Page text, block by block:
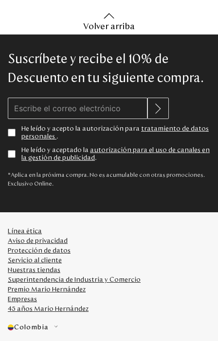
Volver arriba
Suscríbete y recibe el 10% de
Descuento en tu siguiente compra.
He leído y acepto la autorización para tratamiento de datos
personales .
He leído y aceptado la autorización para el uso de canales en
la gestión de publicidad .
*Aplica en la próxima compra. No es acumulable con otras promociones.
Exclusivo Online.
Línea ética
Aviso de privacidad
Protección de datos
Servicio al cliente
Nuestras tiendas
Superintendencia de Industria y Comercio
Premio Mario Hernández
Empresas
45 años Mario Hernández
Colombia